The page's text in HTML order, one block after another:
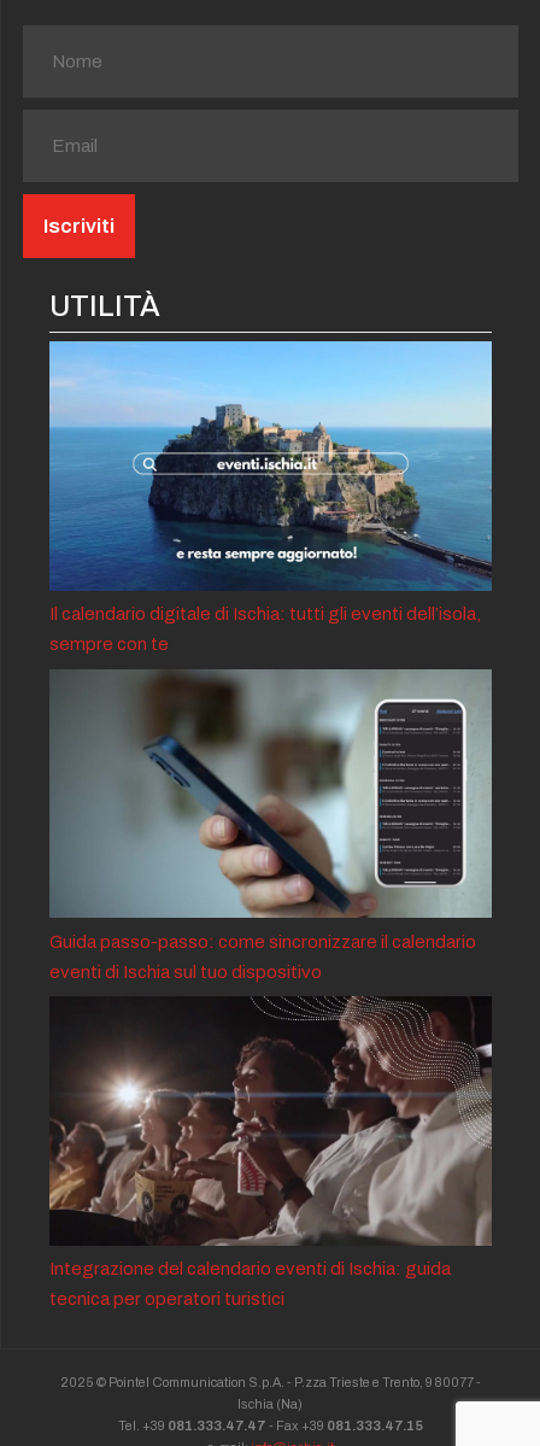
UTILITÀ
Il calendario digitale di Ischia: tutti gli eventi dell’isola,
sempre con te
Guida passo-passo: come sincronizzare il calendario
eventi di Ischia sul tuo dispositivo
Integrazione del calendario eventi di Ischia: guida
tecnica per operatori turistici
2025 © Pointel Communication S.p.A. - P.zza Trieste e Trento, 9 80077 -
Ischia (Na)
Tel. +39 081.333.47.47 - Fax +39 081.333.47.15